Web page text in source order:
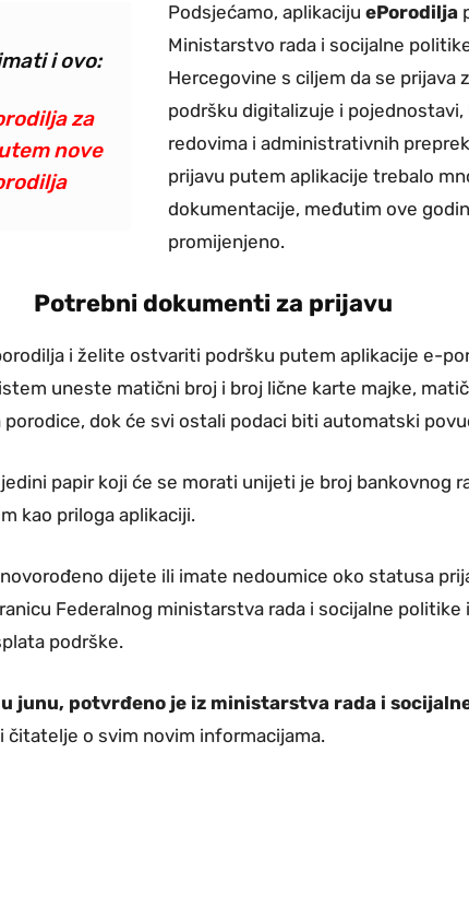
i ovo:
za
nove
Podsjećamo, aplikacijuePorodilja
Ministarstvo rada i socijalne
Hercegovine s ciljem da se prijava
podršku digitalizuje i pojednostavi,
redovima i administrativnih
prijavu putem aplikacije trebalo
dokumentacije, međutim ove
promijenjeno.
Potrebni dokumenti za prijavu
i želite ostvariti podršku putem aplikacije e-
uneste matični broj i broj lične karte majke,
dok će svi ostali podaci biti automatski
papir koji će se morati unijeti je broj bankovnog
kao priloga aplikaciji.
dijete ili imate nedoumice oko statusa
Federalnog ministarstva rada i socijalne
podrške.
junu, potvrđeno je iz ministarstva rada i
čitatelje o svim novim informacijama.